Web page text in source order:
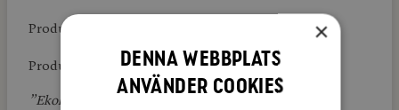
Produktlänk:
Produktlänk: Dabas
”Ekologisk olivolja ex.vergine classico tillverkas från
×
Denna webbplats
använder cookies